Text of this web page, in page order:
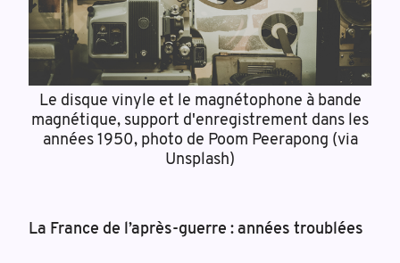
Le disque vinyle et le magnétophone à bande
magnétique, support d'enregistrement dans les
années 1950, photo de Poom Peerapong (via
Unsplash)
La France de l’après-guerre : années troublées